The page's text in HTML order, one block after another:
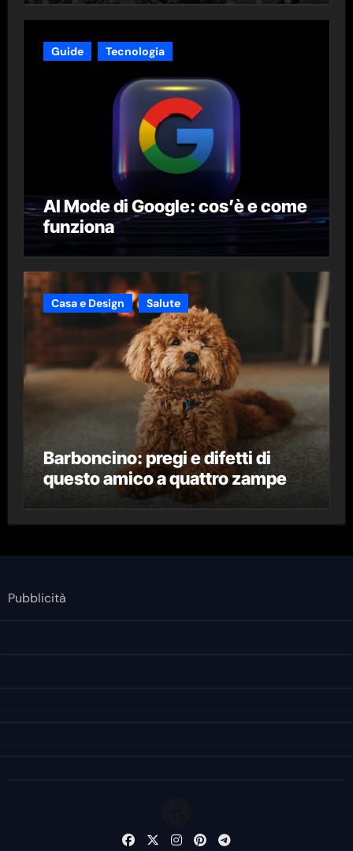
Guide Tecnologia
AI Mode di Google: cos’è e come
funziona
Casa e Design Salute
Barboncino: pregi e difetti di
questo amico a quattro zampe
Pubblicità